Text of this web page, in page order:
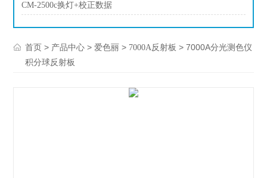
CM-2500c换灯+校正数据
首页 > 产品中心 > 爱色丽 > 7000A反射板 > 7000A分光测色仪
积分球反射板